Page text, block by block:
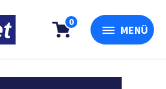
0
MENÜ